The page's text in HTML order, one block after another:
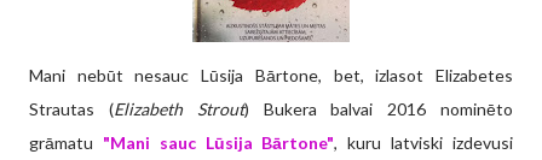
Mani nebūt nesauc Lūsija Bārtone, bet, izlasot Elizabetes
Strautas (Elizabeth Strout) Bukera balvai 2016 nominēto
grāmatu "Mani sauc Lūsija Bārtone", kuru latviski izdevusi